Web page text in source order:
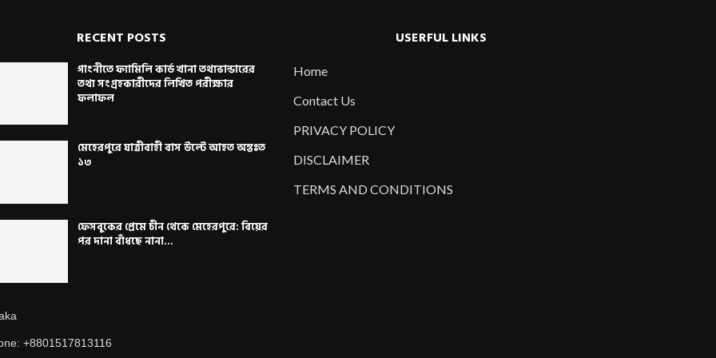
RECENT POSTS
গাংনীতে ফ্যামিলি কার্ড খানা তথ্যভান্ডারের
তথ্য সংগ্রহকারীদের লিখিত পরীক্ষার
ফলাফল
মেহেরপুরে যাত্রীবাহী বাস উল্টে আহত অন্তঃত
১৩
ফেসবুকের প্রেমে চীন থেকে মেহেরপুরে: বিয়ের
পর দানা বাঁধছে নানা...
+8801517813116
USERFUL LINKS
Home
Contact Us
PRIVACY POLICY
DISCLAIMER
TERMS AND CONDITIONS